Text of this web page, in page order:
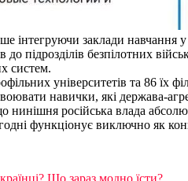
інтегруючи заклади
до підрозділів безпілотних
систем.
університетів та 86
навички, які держава-
російська влада
функціонує виключно як